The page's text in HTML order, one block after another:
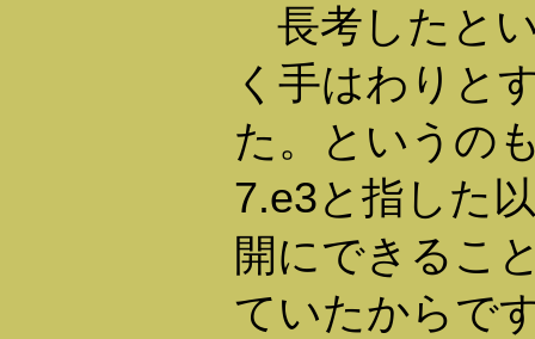
長考したと
く手はわりと
た。というの
7.e3と指した
開にできるこ
ていたからで